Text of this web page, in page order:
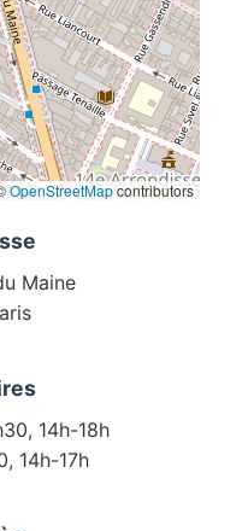
OpenStreetMapcontributors
Maine
14h-18h
14h-17h